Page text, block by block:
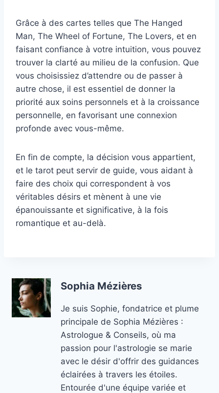
Grâce à des cartes telles que The Hanged
Man, The Wheel of Fortune, The Lovers, et en
faisant confiance à votre intuition, vous pouvez
trouver la clarté au milieu de la confusion. Que
vous choisissiez d’attendre ou de passer à
autre chose, il est essentiel de donner la
priorité aux soins personnels et à la croissance
personnelle, en favorisant une connexion
profonde avec vous-même.
En fin de compte, la décision vous appartient,
et le tarot peut servir de guide, vous aidant à
faire des choix qui correspondent à vos
véritables désirs et mènent à une vie
épanouissante et significative, à la fois
romantique et au-delà.
Sophia Mézières
Je suis Sophie, fondatrice et plume
principale de Sophia Mézières :
Astrologue & Conseils, où ma
passion pour l'astrologie se marie
avec le désir d'offrir des guidances
éclairées à travers les étoiles.
Entourée d'une équipe variée et